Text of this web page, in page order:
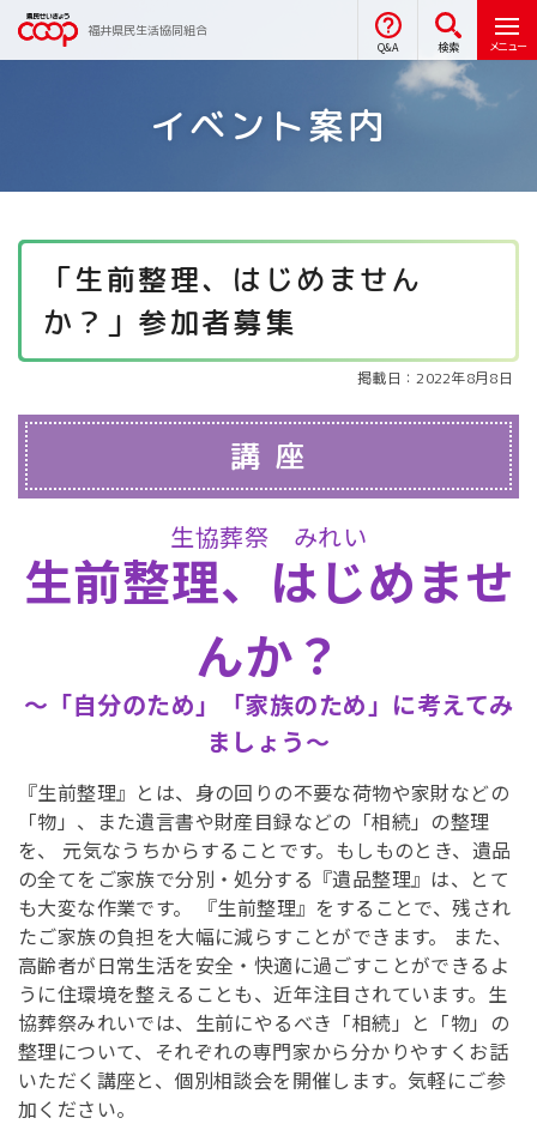
福井県民生活協同組合
Q&A 検索 メニュー
イベント案内
「生前整理、はじめません
か？」参加者募集
掲載日：2022年8月8日
講 座
生協葬祭 みれい
生前整理、はじめませ
んか？
～「自分のため」「家族のため」に考えてみ
ましょう～
『生前整理』とは、身の回りの不要な荷物や家財などの
「物」、また遺言書や財産目録などの「相続」の整理
を、 元気なうちからすることです。もしものとき、遺品
の全てをご家族で分別・処分する『遺品整理』は、とて
も大変な作業です。 『生前整理』をすることで、残され
たご家族の負担を大幅に減らすことができます。 また、
高齢者が日常生活を安全・快適に過ごすことができるよ
うに住環境を整えることも、近年注目されています。生
協葬祭みれいでは、生前にやるべき「相続」と「物」の
整理について、それぞれの専門家から分かりやすくお話
いただく講座と、個別相談会を開催します。気軽にご参
加ください。